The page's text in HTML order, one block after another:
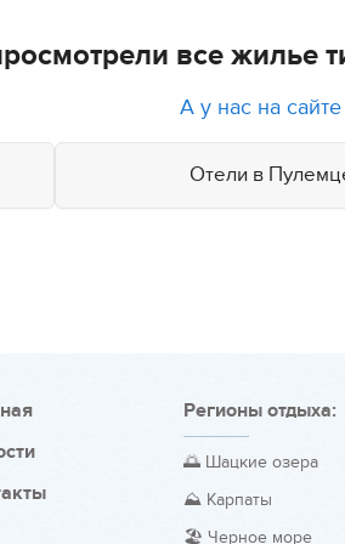
все жилье
А у нас на
Отели в
Регионы отдыха:
🌅 Шацкие озера
⛰️ Карпаты
🏖️ Черное море